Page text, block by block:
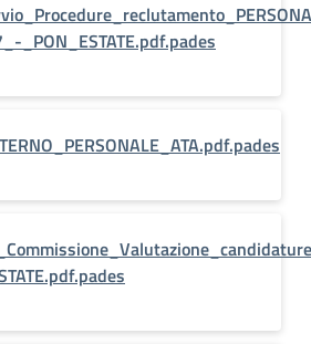
_PON_ESTATE.pdf.pades